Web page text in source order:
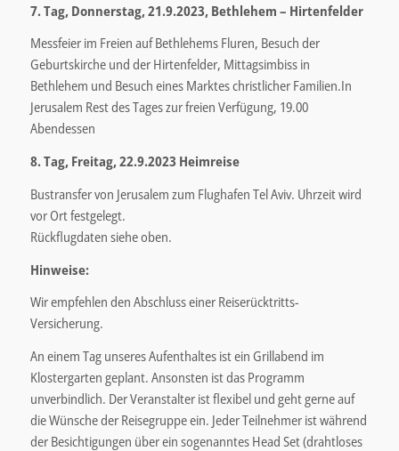
7. Tag, Donnerstag, 21.9.2023, Bethlehem – Hirtenfelder
Messfeier im Freien auf Bethlehems Fluren, Besuch der
Geburtskirche und der Hirtenfelder, Mittagsimbiss in
Bethlehem und Besuch eines Marktes christlicher Familien.In
Jerusalem Rest des Tages zur freien Verfügung, 19.00
Abendessen
8. Tag, Freitag, 22.9.2023 Heimreise
Bustransfer von Jerusalem zum Flughafen Tel Aviv. Uhrzeit wird
vor Ort festgelegt.
Rückflugdaten siehe oben.
Hinweise:
Wir empfehlen den Abschluss einer Reiserücktritts-
Versicherung.
An einem Tag unseres Aufenthaltes ist ein Grillabend im
Klostergarten geplant. Ansonsten ist das Programm
unverbindlich. Der Veranstalter ist flexibel und geht gerne auf
die Wünsche der Reisegruppe ein. Jeder Teilnehmer ist während
der Besichtigungen über ein sogenanntes Head Set (drahtloses